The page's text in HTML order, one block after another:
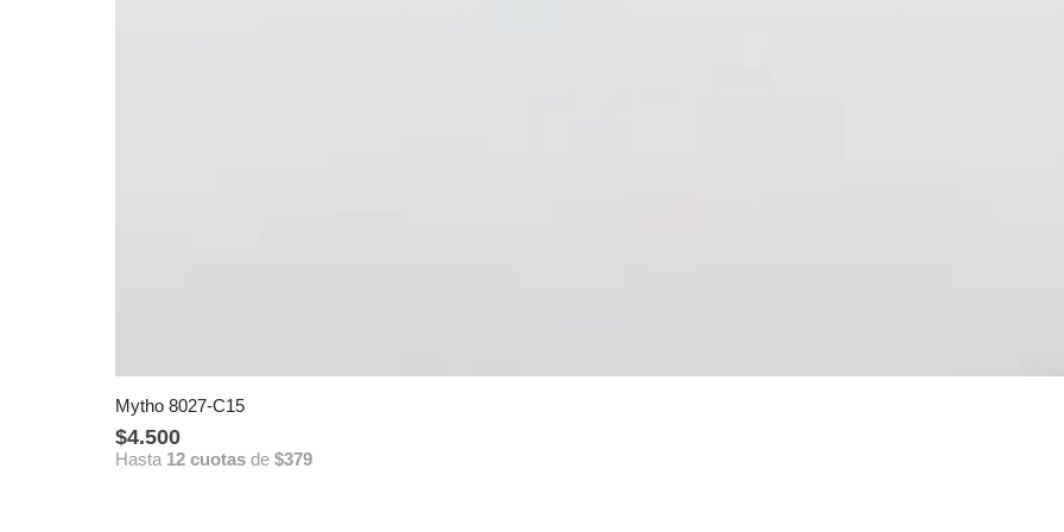
Mytho 8027-C15
$4.500
Hasta 12 cuotas de $379